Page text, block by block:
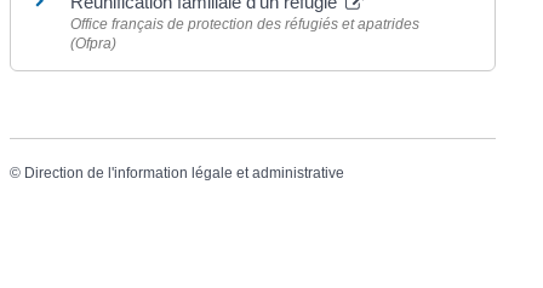
Office français de protection des réfugiés et apatrides
(Ofpra)
© Direction de l'information légale et administrative